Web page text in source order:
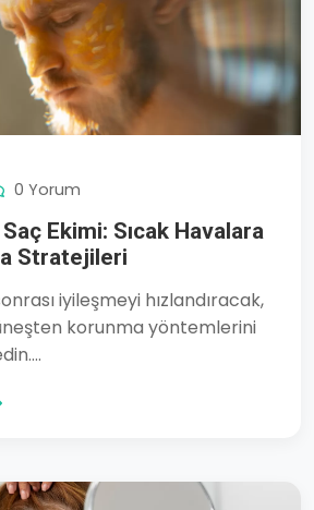
0 Yorum
Ekimi: Sıcak Havalara
Stratejileri
iyileşmeyi hızlandıracak,
korunma yöntemlerini